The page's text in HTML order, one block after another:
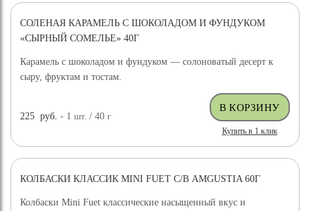
СОЛЕНАЯ КАРАМЕЛЬ С ШОКОЛАДОМ И ФУНДУКОМ
«СЫРНЫЙ СОМЕЛЬЕ» 40Г
Карамель с шоколадом и фундуком — солоноватый десерт к
сыру, фруктам и тостам.
225 руб. - 1шт. / 40г
Купить в 1 клик
КОЛБАСКИ КЛАССИК MINI FUET С/В AMGUSTIA 60Г
Колбаски Mini Fuet классические насыщенный вкус и